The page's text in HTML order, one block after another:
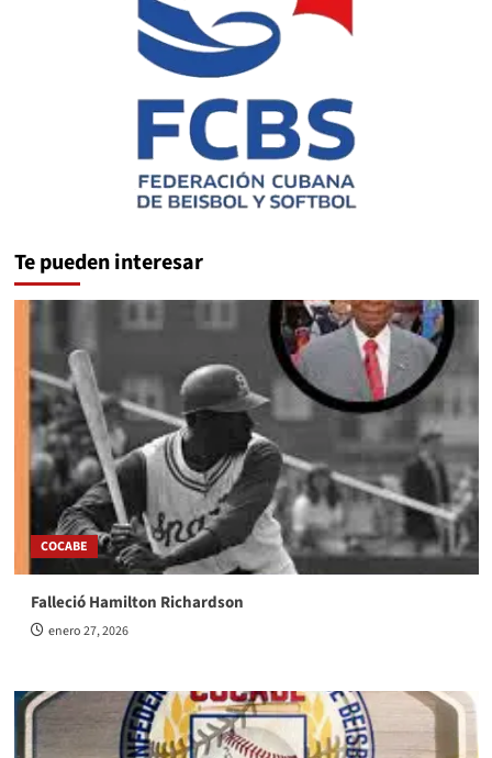
Te pueden interesar
COCABE
Falleció Hamilton Richardson
enero 27, 2026